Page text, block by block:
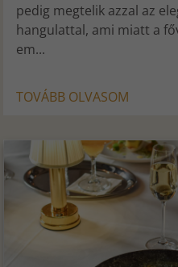
pedig megtelik azzal az
hangulattal, ami miatt a
em...
TOVÁBB OLVASOM